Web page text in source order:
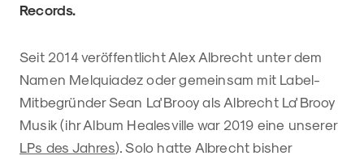
Records.
Seit 2014 veröffentlicht Alex Albrecht unter dem
Namen Melquiadez oder gemeinsam mit Label-
Mitbegründer Sean La'Brooy als Albrecht La'Brooy
Musik (ihr Album Healesville war 2019 eine unserer
LPs des Jahres). Solo hatte Albrecht bisher